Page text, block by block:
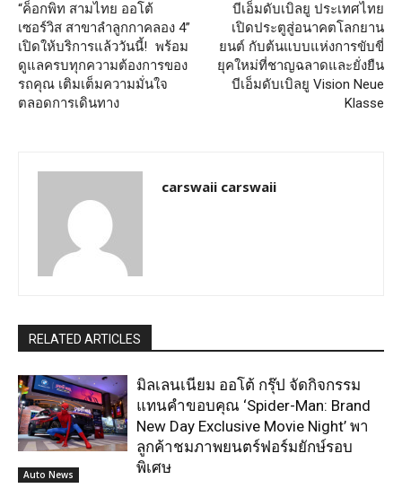
“ค็อกพิท สามไทย ออโต้
เซอร์วิส สาขาลำลูกกาคลอง 4”
เปิดให้บริการแล้ววันนี้! พร้อม
ดูแลครบทุกความต้องการของ
รถคุณ เติมเต็มความมั่นใจ
ตลอดการเดินทาง
บีเอ็มดับเบิลยู ประเทศไทย
เปิดประตูสู่อนาคตโลกยาน
ยนต์ กับต้นแบบแห่งการขับขี่
ยุคใหม่ที่ชาญฉลาดและยั่งยืน
บีเอ็มดับเบิลยู Vision Neue
Klasse
carswaii carswaii
RELATED ARTICLES
Auto News
มิลเลนเนียม ออโต้ กรุ๊ป จัดกิจกรรม
แทนคำขอบคุณ ‘Spider-Man: Brand
New Day Exclusive Movie Night’ พา
ลูกค้าชมภาพยนตร์ฟอร์มยักษ์รอบ
พิเศษ